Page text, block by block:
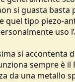
si guasta basta
quel tipo piezo-
uso
si accontenta
sempre è il
da una metallo